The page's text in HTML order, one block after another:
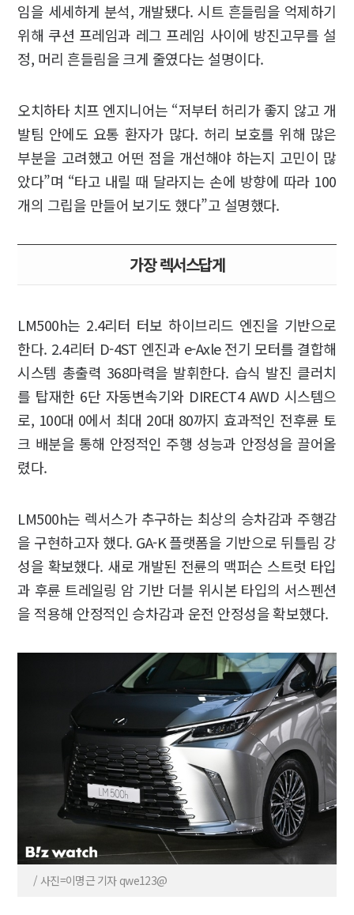
임을 세세하게 분석, 개발됐다. 시트 흔들림을 억제하기
위해 쿠션 프레임과 레그 프레임 사이에 방진고무를 설
정, 머리 흔들림을 크게 줄였다는 설명이다.
오치하타 치프 엔지니어는 “저부터 허리가 좋지 않고 개
발팀 안에도 요통 환자가 많다. 허리 보호를 위해 많은
부분을 고려했고 어떤 점을 개선해야 하는지 고민이 많
았다”며 “타고 내릴 때 달라지는 손에 방향에 따라 100
개의 그립을 만들어 보기도 했다”고 설명했다.
가장 렉서스답게
LM500h는 2.4리터 터보 하이브리드 엔진을 기반으로
한다. 2.4리터 D-4ST 엔진과 e-Axle 전기 모터를 결합해
시스템 총출력 368마력을 발휘한다. 습식 발진 클러치
를 탑재한 6단 자동변속기와 DIRECT4 AWD 시스템으
로, 100대 0에서 최대 20대 80까지 효과적인 전후륜 토
크 배분을 통해 안정적인 주행 성능과 안정성을 끌어올
렸다.
LM500h는 렉서스가 추구하는 최상의 승차감과 주행감
을 구현하고자 했다. GA-K 플랫폼을 기반으로 뒤틀림 강
성을 확보했다. 새로 개발된 전륜의 맥퍼슨 스트럿 타입
과 후륜 트레일링 암 기반 더블 위시본 타입의 서스펜션
을 적용해 안정적인 승차감과 운전 안정성을 확보했다.
/ 사진=이명근 기자 qwe123@